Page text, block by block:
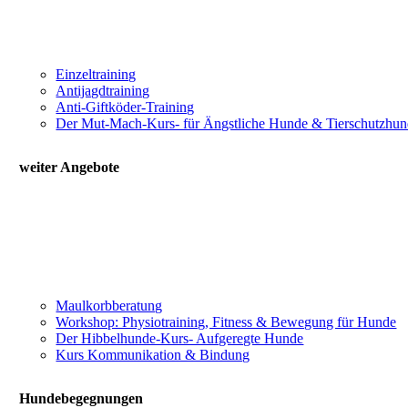
Einzeltraining
Antijagdtraining
Anti-Giftköder-Training
Der Mut-Mach-Kurs- für Ängstliche Hunde &
weiter Angebote
Maulkorbberatung
Workshop: Physiotraining, Fitness & Bewegung für Hunde
Der Hibbelhunde-Kurs- Aufgeregte Hunde
Kurs Kommunikation & Bindung
Hundebegegnungen